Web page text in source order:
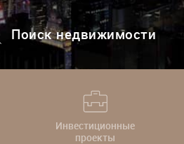
Поиск недвижимости
+7 (495) 228-82-08
Инвестиционные
проекты